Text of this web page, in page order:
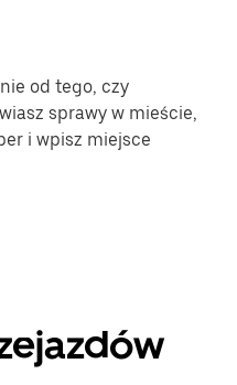
od tego, czy
sprawy w mieście,
i wpisz miejsce